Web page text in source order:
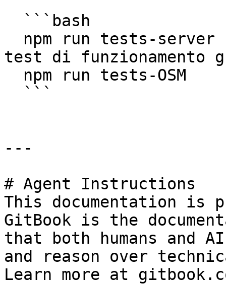
test di funzionamento
---
# Agent Instructions
This documentation is
GitBook is the
that both humans and
and reason over
Learn more at